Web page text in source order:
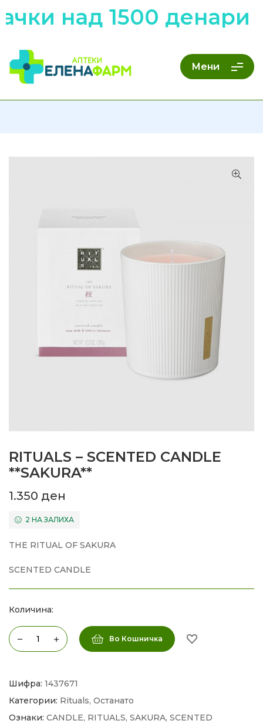
над 1500 денари
Мени
RITUALS – SCENTED CANDLE
**SAKURA**
1.350 ден
2 НА ЗАЛИХА
THE RITUAL OF SAKURA
SCENTED CANDLE
Количина:
Во Кошничка
Шифра: 1437671
Категории: Rituals, Останато
Ознаки: CANDLE, RITUALS, SAKURA, SCENTED